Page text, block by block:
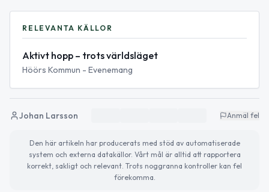
RELEVANTA KÄLLOR
Aktivt hopp – trots världsläget
Höörs Kommun - Evenemang
Johan Larsson Anmäl fel
Den här artikeln har producerats med stöd av automatiserade
system och externa datakällor. Vårt mål är alltid att rapportera
korrekt, sakligt och relevant. Trots noggranna kontroller kan fel
förekomma.